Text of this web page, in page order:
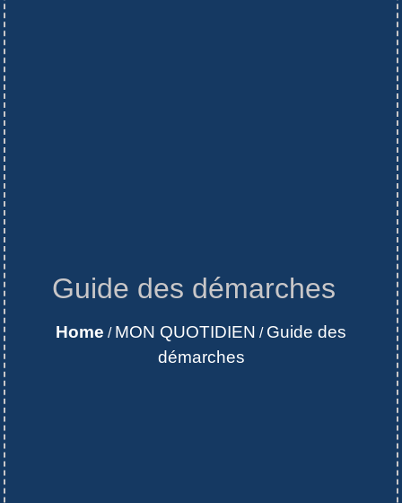
Guide des démarches
Home / MON QUOTIDIEN / Guide des
démarches